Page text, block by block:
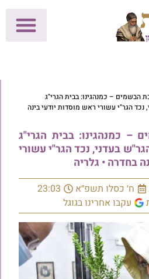
הבשמים – כמנהגינו: בבית הגרי"ג
נכד הגר"י עשורי ראש מוסדות יודעי בינה
– כמנהגינו: בבית הגרי"ג
בעדני, נכד הגר"י עשורי
בחדרה • גלריה
ח׳ כסלו תשפ״א
23:03
עקבו אחרינו בגוגל